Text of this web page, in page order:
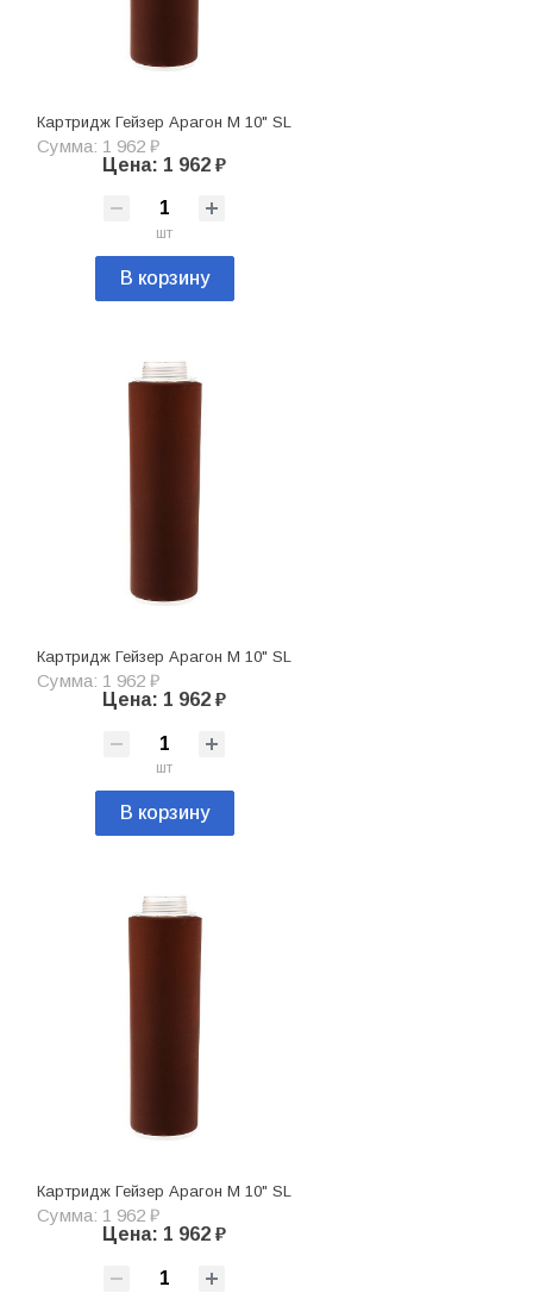
Картридж Гейзер Арагон М 10" SL
Сумма: 1 962 ₽
Цена: 1 962 ₽
шт
В корзину
Картридж Гейзер Арагон М 10" SL
Сумма: 1 962 ₽
Цена: 1 962 ₽
шт
В корзину
Картридж Гейзер Арагон М 10" SL
Сумма: 1 962 ₽
Цена: 1 962 ₽